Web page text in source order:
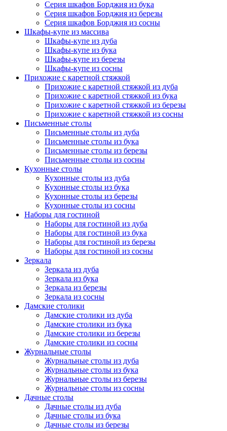
Серия шкафов Борджия из бука
Серия шкафов Борджия из березы
Серия шкафов Борджия из сосны
Шкафы-купе из массива
Шкафы-купе из дуба
Шкафы-купе из бука
Шкафы-купе из березы
Шкафы-купе из сосны
Прихожие с каретной стяжкой
Прихожие с каретной стяжкой из дуба
Прихожие с каретной стяжкой из бука
Прихожие с каретной стяжкой из березы
Прихожие с каретной стяжкой из сосны
Письменные столы
Письменные столы из дуба
Письменные столы из бука
Письменные столы из березы
Письменные столы из сосны
Кухонные столы
Кухонные столы из дуба
Кухонные столы из бука
Кухонные столы из березы
Кухонные столы из сосны
Наборы для гостиной
Наборы для гостиной из дуба
Наборы для гостиной из бука
Наборы для гостиной из березы
Наборы для гостиной из сосны
Зеркала
Зеркала из дуба
Зеркала из бука
Зеркала из березы
Зеркала из сосны
Дамские столики
Дамские столики из дуба
Дамские столики из бука
Дамские столики из березы
Дамские столики из сосны
Журнальные столы
Журнальные столы из дуба
Журнальные столы из бука
Журнальные столы из березы
Журнальные столы из сосны
Дачные столы
Дачные столы из дуба
Дачные столы из бука
Дачные столы из березы